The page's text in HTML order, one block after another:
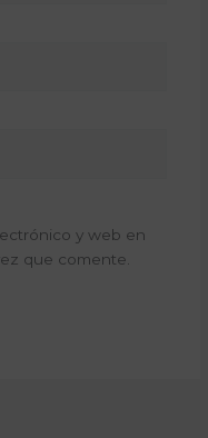
y web en
que comente.